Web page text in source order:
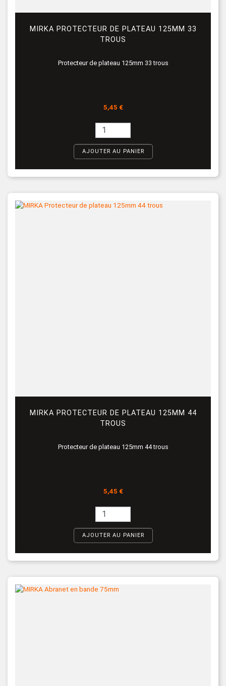
MIRKA PROTECTEUR DE PLATEAU 125MM 33
TROUS
Protecteur de plateau 125mm 33 trous
Prix
5,45 €
AJOUTER AU PANIER
MIRKA PROTECTEUR DE PLATEAU 125MM 44
TROUS
Protecteur de plateau 125mm 44 trous
Prix
5,45 €
AJOUTER AU PANIER